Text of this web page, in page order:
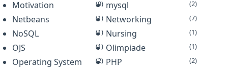
Motivation (9) mysql (2)
Netbeans (1) Networking (7)
NoSQL (1) Nursing (1)
OJS (1) Olimpiade (1)
Operating System (2) PHP (2)